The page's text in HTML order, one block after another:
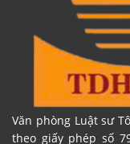
Văn phòng Luật sư
theo giấy phép số